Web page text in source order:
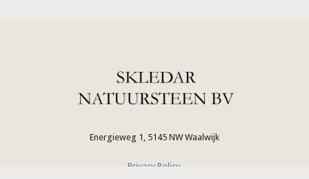
Energieweg 1, 5145 NW Waalwijk
Privacy Policy.